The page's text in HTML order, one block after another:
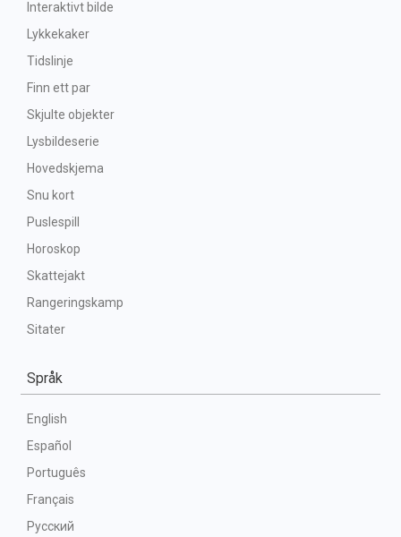
Interaktivt bilde
Lykkekaker
Tidslinje
Finn ett par
Skjulte objekter
Lysbildeserie
Hovedskjema
Snu kort
Puslespill
Horoskop
Skattejakt
Rangeringskamp
Sitater
Språk
English
Español
Português
Français
Русский